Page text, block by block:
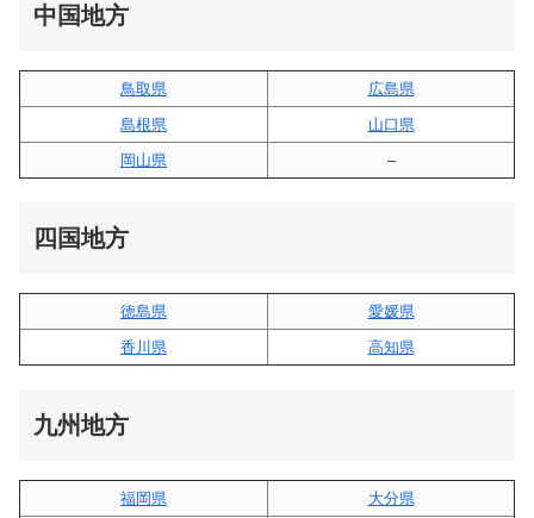
中国地方
鳥取県
広島県
島根県
山口県
岡山県
–
四国地方
徳島県
愛媛県
香川県
高知県
九州地方
福岡県 大分県